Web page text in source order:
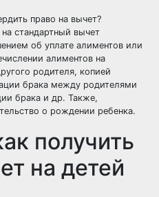
право на вычет?
стандартный вычет
об уплате алиментов или
алиментов на
родителя, копией
брака между родителями
брака и др. Также,
о рождении ребенка.
получить
на детей